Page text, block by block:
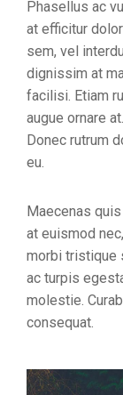
Phasellus ac
at efficitur
sem, vel
dignissim at
facilisi. Etiam
augue ornare
Donec rutrum
eu.
Maecenas
at euismod
morbi tristique
ac turpis
molestie.
consequat.